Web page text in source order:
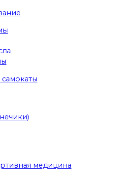
медицина